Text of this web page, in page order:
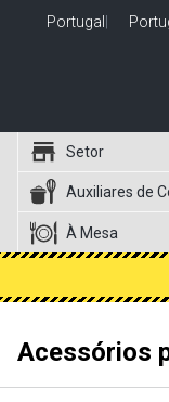
Portugal
Setor
Auxiliares de
À Mesa
Acessórios